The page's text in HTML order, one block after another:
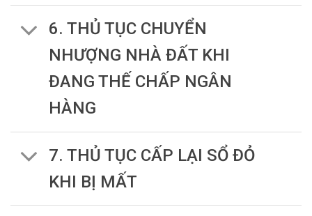
6. THỦ TỤC CHUYỂN
NHƯỢNG NHÀ ĐẤT KHI
ĐANG THẾ CHẤP NGÂN
HÀNG
7. THỦ TỤC CẤP LẠI SỔ ĐỎ
KHI BỊ MẤT